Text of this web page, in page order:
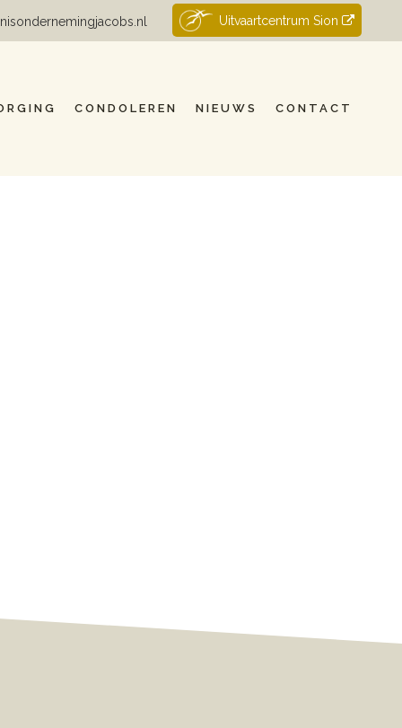
Uitvaartcentrum Sion
CONDOLEREN NIEUWS CONTACT